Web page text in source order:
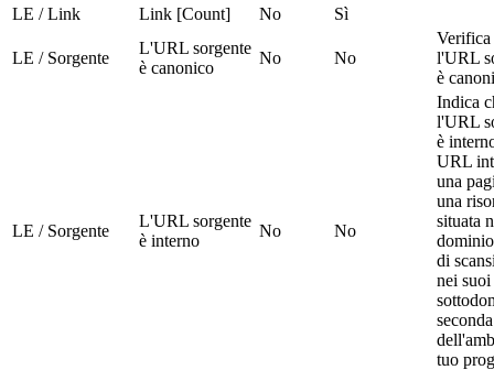
LE / Link
Link [Count] No Sì
LE / Sorgente
L'URL sorgente
è canonico
No No
Verifica
l'URL
è
LE / Sorgente
L'URL sorgente
è interno
No No
Indica
l'URL
è
URL
una
una
situata
di
nei suoi
seconda
tuo